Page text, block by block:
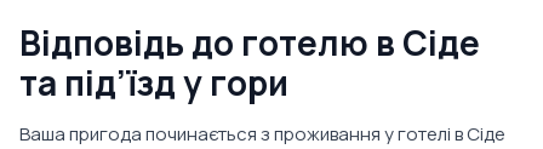
Відповідь до готелю в Сіде
та під’їзд у гори
Ваша пригода починається з проживання у готелі в Сіде